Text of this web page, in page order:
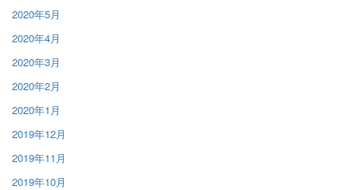
2020年5月
2020年4月
2020年3月
2020年2月
2020年1月
2019年12月
2019年11月
2019年10月